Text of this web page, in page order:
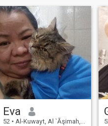
Eva
52 • Al-Kuwayt, Al `Āşimah, Kuwait